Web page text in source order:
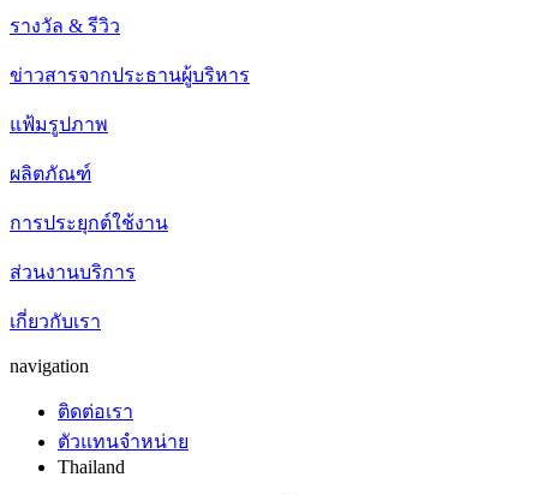
รางวัล & รีวิว
ข่าวสารจากประธานผู้บริหาร
แฟ้มรูปภาพ
ผลิตภัณฑ์
การประยุกต์ใช้งาน
ส่วนงานบริการ
เกี่ยวกับเรา
navigation
ติดต่อเรา
ตัวแทนจำหน่าย
Thailand